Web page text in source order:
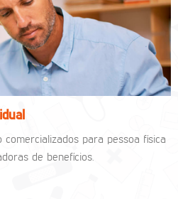
para pessoa física
de benefícios.